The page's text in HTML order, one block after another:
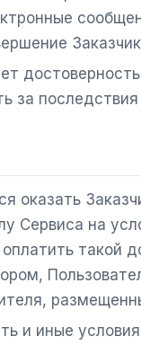
за
оказать
Сервиса на
такой
и иные